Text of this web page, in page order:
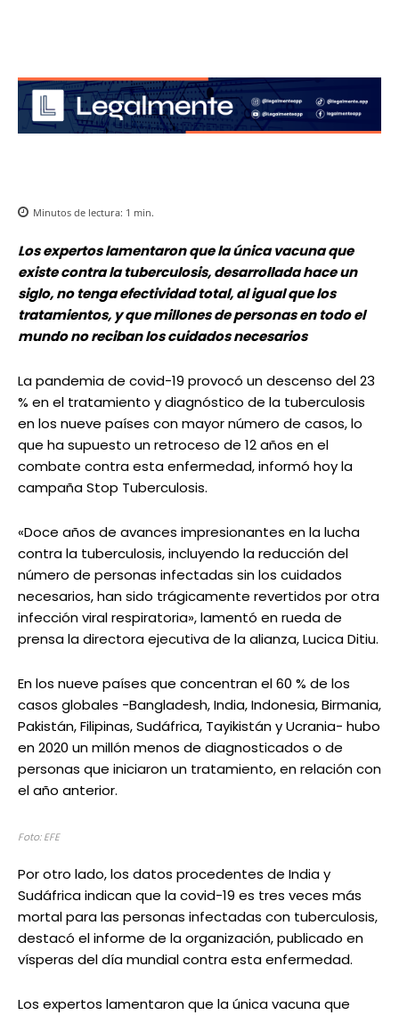
Minutos de lectura: 1 min.
Los expertos lamentaron que la única vacuna que
existe contra la tuberculosis, desarrollada hace un
siglo, no tenga efectividad total, al igual que los
tratamientos, y que millones de personas en todo el
mundo no reciban los cuidados necesarios
La pandemia de covid-19 provocó un descenso del 23
% en el tratamiento y diagnóstico de la tuberculosis
en los nueve países con mayor número de casos, lo
que ha supuesto un retroceso de 12 años en el
combate contra esta enfermedad, informó hoy la
campaña Stop Tuberculosis.
«Doce años de avances impresionantes en la lucha
contra la tuberculosis, incluyendo la reducción del
número de personas infectadas sin los cuidados
necesarios, han sido trágicamente revertidos por otra
infección viral respiratoria», lamentó en rueda de
prensa la directora ejecutiva de la alianza, Lucica Ditiu.
En los nueve países que concentran el 60 % de los
casos globales -Bangladesh, India, Indonesia, Birmania,
Pakistán, Filipinas, Sudáfrica, Tayikistán y Ucrania- hubo
en 2020 un millón menos de diagnosticados o de
personas que iniciaron un tratamiento, en relación con
el año anterior.
Foto: EFE
Por otro lado, los datos procedentes de India y
Sudáfrica indican que la covid-19 es tres veces más
mortal para las personas infectadas con tuberculosis,
destacó el informe de la organización, publicado en
vísperas del día mundial contra esta enfermedad.
Los expertos lamentaron que la única vacuna que